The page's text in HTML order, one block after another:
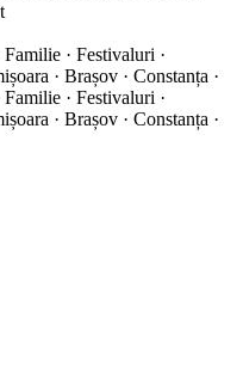
· Festivaluri ·
· Brașov · Constanța ·
· Festivaluri ·
· Brașov · Constanța ·